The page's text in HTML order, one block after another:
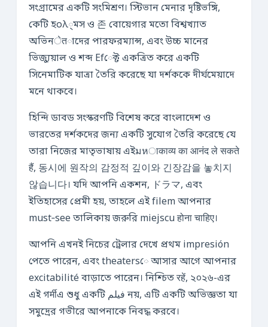
সংগ্রামের একটি সংমিশ্রণ। স্টিভান মেনার দৃষ্টিভঙ্গি,
কেটি হολ্মস ও 존 বোয়েগার মতো বিশ্বখ্যাত
অভিনेतাদের পারফরম্যান্স, এবং উচ্চ মানের
ভিজ্যুয়াল ও শব্দ Efেক্ট একত্রিত করে একটি
সিনেমাটিক যাত্রা তৈরি করেছে যা দর্শককে দীর্ঘমেয়াদে
মনে থাকবে।
হিন্দি ডাবড সংস্করণটি বিশেষ করে বাংলাদেশ ও
ভারতের দর্শকদের জন্য একটি সুযোগ তৈরি করেছে যে
তারা নিজের মাতৃভাষায় এইมหाकाव्य का आनंद ले सकते
हैं, 동시에 원작의 감정적 깊이와 긴장감을 놓치지
않습니다। যদি আপনি একশন, ドラマ, এবং
ইতিহাসের প্রেমী হয়, তাহলে এই filem আপনার
must‑see তালিকায় জরুরি miejscu होना चाहिए।
আপনি এখনই নিচের ট্রেলার দেখে প্রথম impresión
পেতে পারেন, এবং theatersে আসার আগে আপনার
excitabilité বাড়াতে পারেন। নিশ্চিত रहें, ২০২৬-এর
এই গर्मीএ শুধু একটি فیلم নয়, এটি একটি অভিজ্ঞতা যা
সমুদ্রের গভীরে আপনাকে নিবদ্ধ করবে।